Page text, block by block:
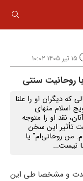
۱۵ تیر ۱۴۰۵ ۱۰:۰۲
روحانیت سنتی
که دیگران او را علنا
اسلام منهای
نقد او را متوجه
تأثیر این سخن
من روحانی‌ام" یا
نیست...
مدت و مشخصا طی این